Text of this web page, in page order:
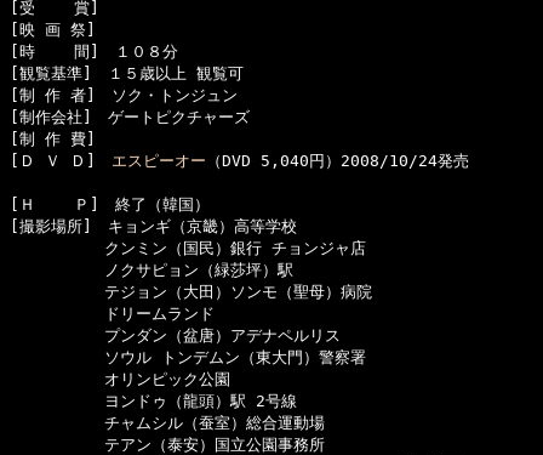
[受    賞]
[映 画 祭]
[時    間]　１０８分
[観覧基準]　１５歳以上 観覧可
[制 作 者]　ソク・トンジュン
[制作会社]　ゲートピクチャーズ
[制 作 費]
[Ｄ Ｖ Ｄ] エスピーオー （DVD 5,040円）2008/10/24発売
[Ｈ    Ｐ]　終了（韓国）
[撮影場所]　キョンギ（京畿）高等学校
クンミン（国民）銀行 チョンジャ店
ノクサピョン（緑莎坪）駅
テジョン（大田）ソンモ（聖母）病院
ドリームランド
プンダン（盆唐）アデナペルリス
ソウル トンデムン（東大門）警察署
オリンピック公園
ヨンドゥ（龍頭）駅 2号線
チャムシル（蚕室）総合運動場
テアン（泰安）国立公園事務所